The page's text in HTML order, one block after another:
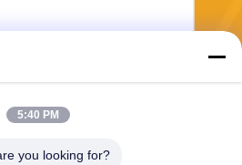
Στείλετε
5:40 PM
you looking for?